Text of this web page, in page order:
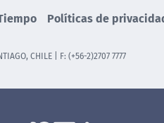
Políticas de
CHILE | F: (+56-2)2707 7777